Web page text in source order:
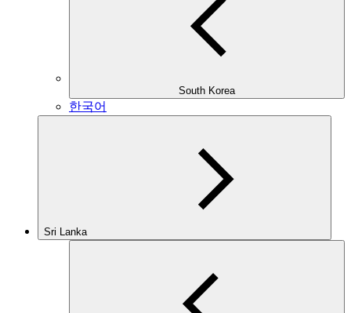
South Korea
한국어
Sri Lanka